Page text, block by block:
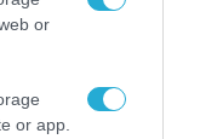
or
or app.